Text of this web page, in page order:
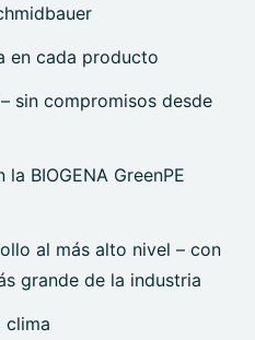
en cada producto
sin compromisos desde
BIOGENA GreenPE
al más alto nivel – con
grande de la industria
clima